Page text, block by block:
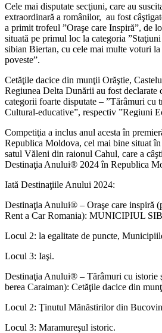
Cele mai disputate secţiuni, care au
extraordinară a românilor, au fost
a primit trofeul ”Oraşe care Inspiră”, de
situată pe primul loc la categoria
sibian Biertan, cu cele mai multe voturi la
poveste”.
Cetăţile dacice din munţii Orăştie,
Regiunea Delta Dunării au fost declarate
categorii foarte disputate – ”Tărâmuri cu
Cultural-educative”, respectiv ”Regiuni
Competiţia a inclus anul acesta în
Republica Moldova, cel mai bine situat
satul Văleni din raionul Cahul, care a
Destinaţia Anului® 2024 în Republica
Iată Destinaţiile Anului 2024:
Destinaţia Anului® – Oraşe care inspiră
Rent a Car Romania): MUNICIPIUL
Locul 2: la egalitate de puncte,
Locul 3: Iaşi.
Destinaţia Anului® – Tărâmuri cu istorie
berea Caraiman): Cetăţile dacice din
Locul 2: Ţinutul Mănăstirilor din
Locul 3: Maramureşul istoric.